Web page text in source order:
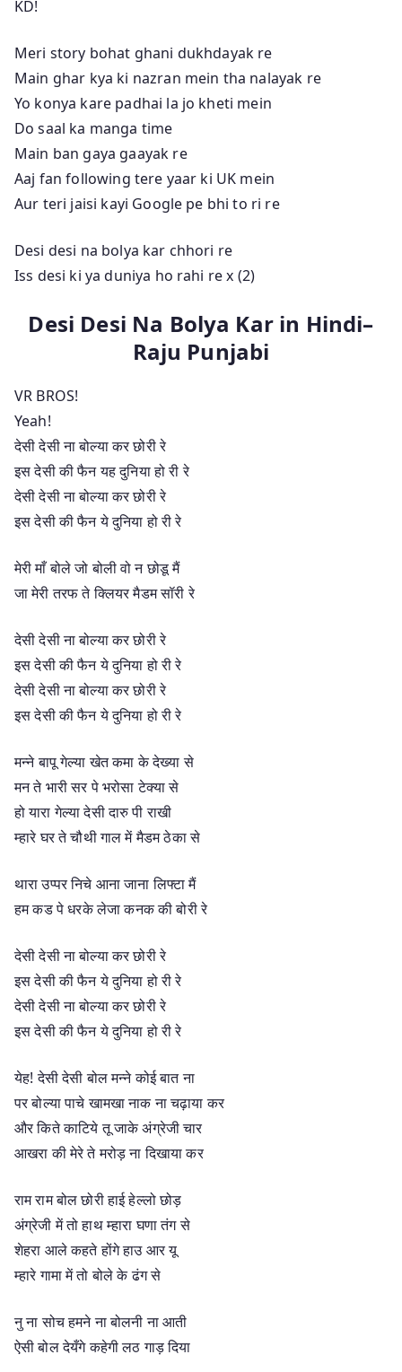
KD!
Meri story bohat ghani dukhdayak re
Main ghar kya ki nazran mein tha nalayak re
Yo konya kare padhai la jo kheti mein
Do saal ka manga time
Main ban gaya gaayak re
Aaj fan following tere yaar ki UK mein
Aur teri jaisi kayi Google pe bhi to ri re
Desi desi na bolya kar chhori re
Iss desi ki ya duniya ho rahi re x (2)
Desi Desi Na Bolya Kar in Hindi–
Raju Punjabi
VR BROS!
Yeah!
देसी देसी ना बोल्या कर छोरी रे
इस देसी की फैन यह दुनिया हो री रे
देसी देसी ना बोल्या कर छोरी रे
इस देसी की फैन ये दुनिया हो री रे
मेरी माँ बोले जो बोली वो न छोडू मैं
जा मेरी तरफ ते क्लियर मैडम सॉरी रे
देसी देसी ना बोल्या कर छोरी रे
इस देसी की फैन ये दुनिया हो री रे
देसी देसी ना बोल्या कर छोरी रे
इस देसी की फैन ये दुनिया हो री रे
मन्ने बापू गेल्या खेत कमा के देख्या से
मन ते भारी सर पे भरोसा टेक्या से
हो यारा गेल्या देसी दारु पी राखी
म्हारे घर ते चौथी गाल में मैडम ठेका से
थारा उप्पर निचे आना जाना लिफ्टा मैं
हम कड पे धरके लेजा कनक की बोरी रे
देसी देसी ना बोल्या कर छोरी रे
इस देसी की फैन ये दुनिया हो री रे
देसी देसी ना बोल्या कर छोरी रे
इस देसी की फैन ये दुनिया हो री रे
येह! देसी देसी बोल मन्ने कोई बात ना
पर बोल्या पाचे खामखा नाक ना चढ़ाया कर
और किते काटिये तू जाके अंग्रेजी चार
आखरा की मेरे ते मरोड़ ना दिखाया कर
राम राम बोल छोरी हाई हेल्लो छोड़
अंग्रेजी में तो हाथ म्हारा घणा तंग से
शेहरा आले कहते होंगे हाउ आर यू
म्हारे गामा में तो बोले के ढंग से
नु ना सोच हमने ना बोलनी ना आती
ऐसी बोल देयँगे कहेगी लठ गाड़ दिया